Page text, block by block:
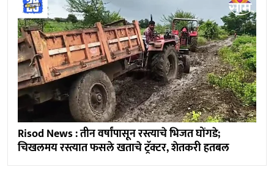
Risod News : तीन वर्षांपासून रस्त्याचे भिजत घोंगडे;
चिखलमय रस्त्यात फसले खताचे ट्रॅक्टर, शेतकरी हतबल